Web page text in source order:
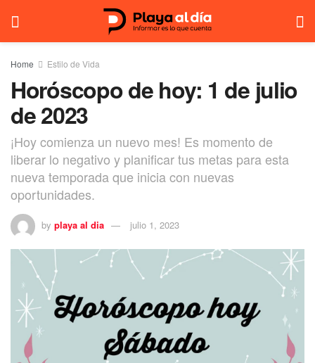
Home Estilo de Vida
Horóscopo de hoy: 1 de julio
de 2023
¡Hoy comienza un nuevo mes! Es momento de
liberar lo negativo y planificar tus metas para esta
nueva temporada que inicia con nuevas
oportunidades.
by playa al dia julio 1, 2023